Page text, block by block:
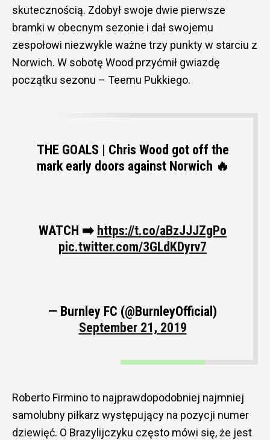
skutecznością. Zdobył swoje dwie pierwsze
bramki w obecnym sezonie i dał swojemu
zespołowi niezwykle ważne trzy punkty w starciu z
Norwich. W sobotę Wood przyćmił gwiazdę
początku sezonu – Teemu Pukkiego.
THE GOALS | Chris Wood got off the
mark early doors against Norwich 🔥
WATCH ➡️ https://t.co/aBzJJJZgPo
pic.twitter.com/3GLdKDyrv7
— Burnley FC (@BurnleyOfficial)
September 21, 2019
Roberto Firmino to najprawdopodobniej najmniej
samolubny piłkarz występujący na pozycji numer
dziewięć. O Brazylijczyku często mówi się, że jest